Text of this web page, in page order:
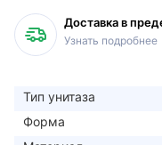
Доставка в
Узнать подробнее
Тип унитаза
Форма